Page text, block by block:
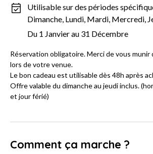
Utilisable sur des périodes
Dimanche, Lundi, Mardi, Mercredi,
Du 1 Janvier au 31 Décembre
Réservation obligatoire. Merci de vous munir
lors de votre venue.
Le bon cadeau est utilisable dès 48h après
Offre valable du dimanche au jeudi inclus.
et jour férié)
Comment ça marche ?